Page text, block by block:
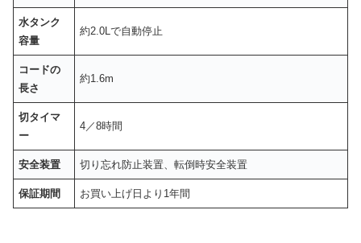
水タンク
容量
約2.0Lで自動停止
コードの
長さ
約1.6m
切タイマ
ー
4／8時間
安全装置 切り忘れ防止装置、転倒時安全装置
保証期間 お買い上げ日より1年間